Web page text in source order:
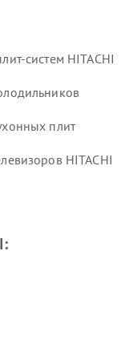
систем HITACHI
плит
HITACHI